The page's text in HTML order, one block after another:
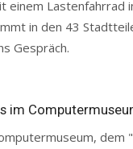
einem Lastenfahrrad
in den 43
Gespräch.
im
dem